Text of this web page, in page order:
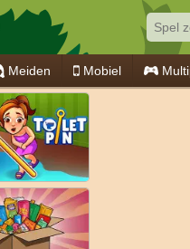
Meiden Mobiel